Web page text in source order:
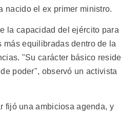
nacido el ex primer ministro.
la capacidad del ejército para
más equilibradas dentro de la
"Su carácter básico reside
poder", observó un activista
fijó una ambiciosa agenda, y